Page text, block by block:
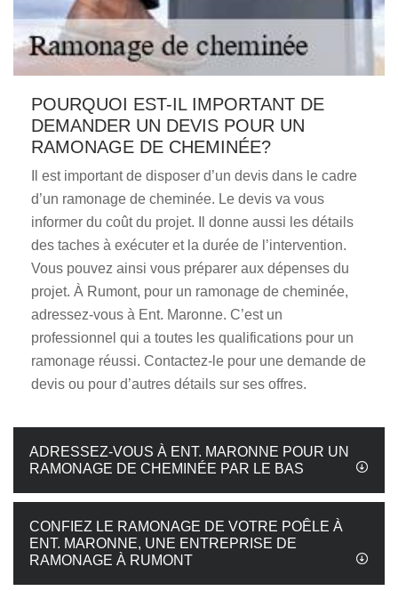
POURQUOI EST-IL IMPORTANT DE
DEMANDER UN DEVIS POUR UN
RAMONAGE DE CHEMINÉE?
Il est important de disposer d’un devis dans le cadre
d’un ramonage de cheminée. Le devis va vous
informer du coût du projet. Il donne aussi les détails
des taches à exécuter et la durée de l’intervention.
Vous pouvez ainsi vous préparer aux dépenses du
projet. À Rumont, pour un ramonage de cheminée,
adressez-vous à Ent. Maronne. C’est un
professionnel qui a toutes les qualifications pour un
ramonage réussi. Contactez-le pour une demande de
devis ou pour d’autres détails sur ses offres.
ADRESSEZ-VOUS À ENT. MARONNE POUR UN
RAMONAGE DE CHEMINÉE PAR LE BAS
CONFIEZ LE RAMONAGE DE VOTRE POÊLE À
ENT. MARONNE, UNE ENTREPRISE DE
RAMONAGE À RUMONT